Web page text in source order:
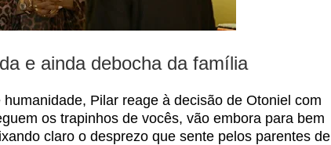
e ainda debocha da família
Pilar reage à decisão de Otoniel com
os trapinhos de vocês, vão embora para bem
claro o desprezo que sente pelos parentes de